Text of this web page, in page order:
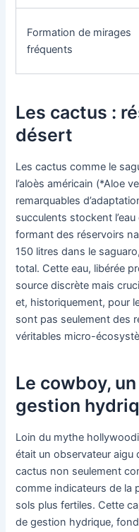
Formation de mirages
fréquents
Les cactus :
désert
Les cactus comme le
l’aloès américain (*Aloe
remarquables
succulents stockent
formant des réservoirs
150 litres dans le
total. Cette eau, libérée
source discrète mais
et, historiquement, pour
sont pas seulement des
véritables micro-
Le cowboy,
gestion
Loin du mythe
était un observateur aigu
cactus non seulement
comme indicateurs de la
sols plus fertiles. Cette
de gestion hydrique,